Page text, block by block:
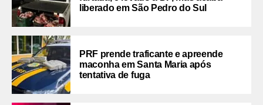
liberado em São Pedro do Sul
PRF prende traficante e apreende
maconha em Santa Maria após
tentativa de fuga